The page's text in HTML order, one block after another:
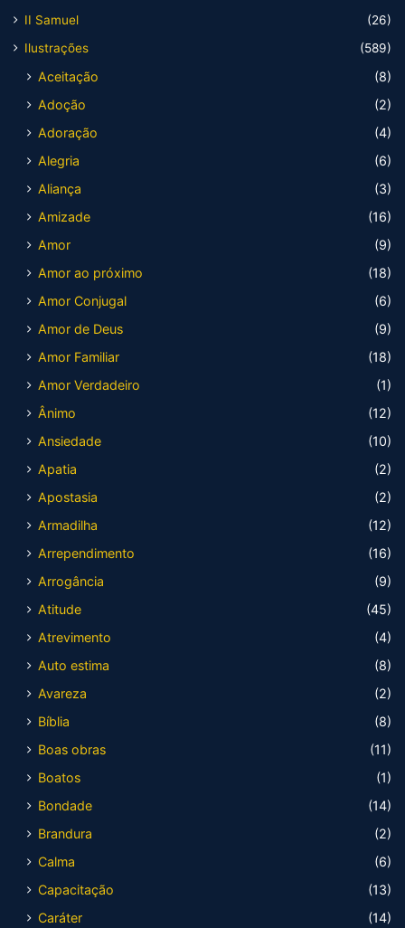
II Samuel
(26)
Ilustrações
(589)
Aceitação
(8)
Adoção
(2)
Adoração
(4)
Alegria
(6)
Aliança
(3)
Amizade
(16)
Amor
(9)
Amor ao próximo
(18)
Amor Conjugal
(6)
Amor de Deus
(9)
Amor Familiar
(18)
Amor Verdadeiro
(1)
Ânimo
(12)
Ansiedade
(10)
Apatia
(2)
Apostasia
(2)
Armadilha
(12)
Arrependimento
(16)
Arrogância
(9)
Atitude
(45)
Atrevimento
(4)
Auto estima
(8)
Avareza
(2)
Bíblia
(8)
Boas obras
(11)
Boatos
(1)
Bondade
(14)
Brandura
(2)
Calma
(6)
Capacitação
(13)
Caráter
(14)